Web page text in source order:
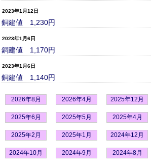
2023年1月12日
銅建値 1,230円
2023年1月6日
銅建値 1,170円
2023年1月6日
銅建値 1,140円
2026年8月 2026年4月 2025年12月
2025年6月 2025年5月 2025年4月
2025年2月 2025年1月 2024年12月
2024年10月 2024年9月 2024年8月